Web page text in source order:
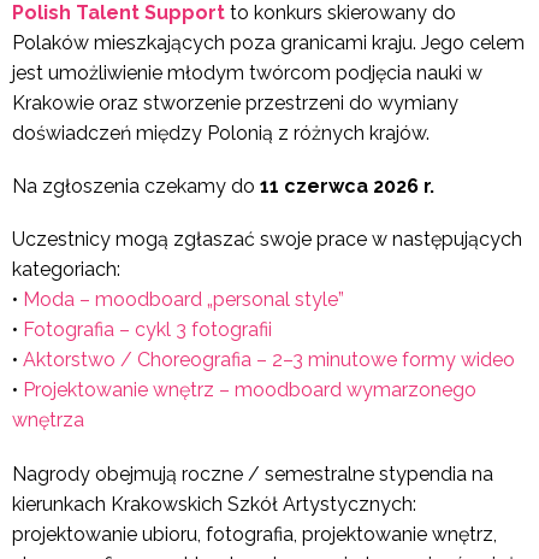
Polish Talent Support to konkurs skierowany do
Polaków mieszkających poza granicami kraju. Jego celem
jest umożliwienie młodym twórcom podjęcia nauki w
Krakowie oraz stworzenie przestrzeni do wymiany
doświadczeń między Polonią z różnych krajów.
Na zgłoszenia czekamy do 11 czerwca 2026 r.
Uczestnicy mogą zgłaszać swoje prace w następujących
kategoriach:
• Moda – moodboard „personal style”
• Fotografia – cykl 3 fotografii
• Aktorstwo / Choreografia – 2–3 minutowe formy wideo
• Projektowanie wnętrz – moodboard wymarzonego
wnętrza
Nagrody obejmują roczne / semestralne stypendia na
kierunkach Krakowskich Szkół Artystycznych:
projektowanie ubioru, fotografia, projektowanie wnętrz,